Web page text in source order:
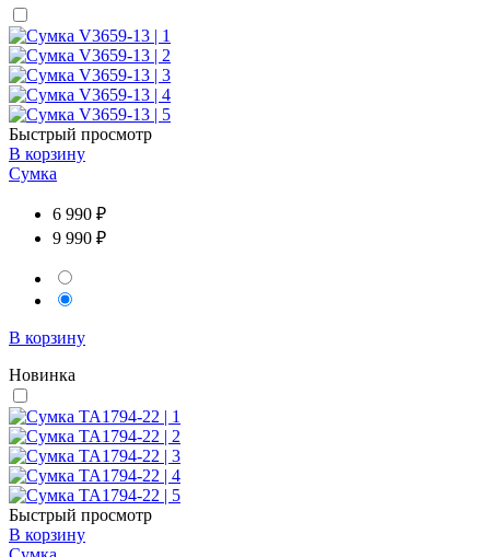
Быстрый просмотр
В корзину
Сумка
6 990 ₽
9 990 ₽
В корзину
Новинка
Быстрый просмотр
В корзину